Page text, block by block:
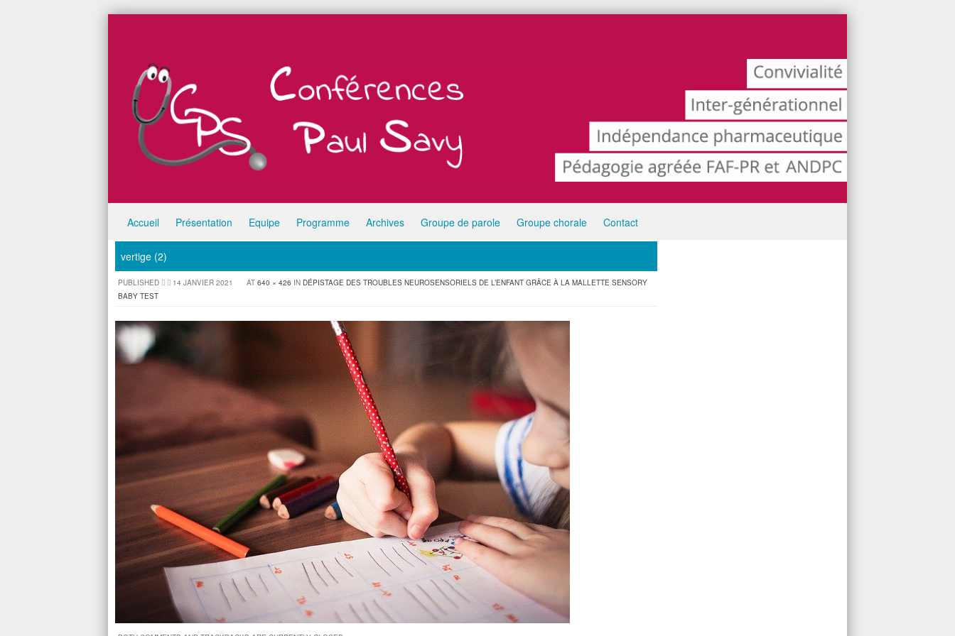
Menu
Accueil Présentation Equipe Programme Archives Groupe de parole Groupe chorale Contact
vertige (2)
PUBLISHED 14 JANVIER 2021 AT 640 × 426 IN DÉPISTAGE DES TROUBLES NEUROSENSORIELS DE L’ENFANT GRÂCE À LA MALLETTE SENSORY
BABY TEST